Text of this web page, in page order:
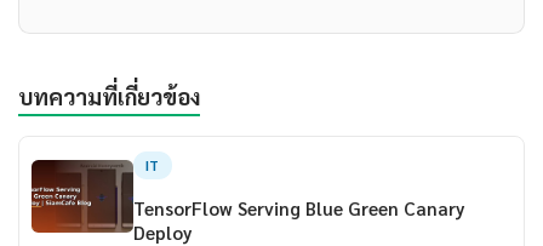
บทความที่เกี่ยวข้อง
IT
TensorFlow Serving Blue Green Canary
Deploy